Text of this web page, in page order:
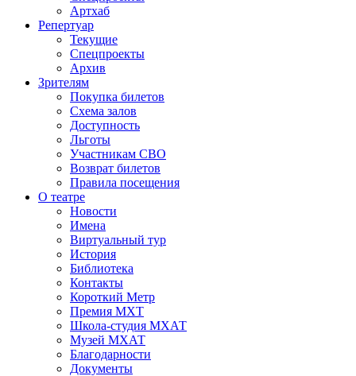
Артхаб
Репертуар
Текущие
Спецпроекты
Архив
Зрителям
Покупка билетов
Схема залов
Доступность
Льготы
Участникам СВО
Возврат билетов
Правила посещения
О театре
Новости
Имена
Виртуальный тур
История
Библиотека
Контакты
Короткий Метр
Премия МХТ
Школа-студия МХАТ
Музей МХАТ
Благодарности
Документы